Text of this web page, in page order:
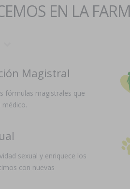
EN LA
Magistral
fórmulas magistrales que
médico.
sexual y enriquece los
con nuevas